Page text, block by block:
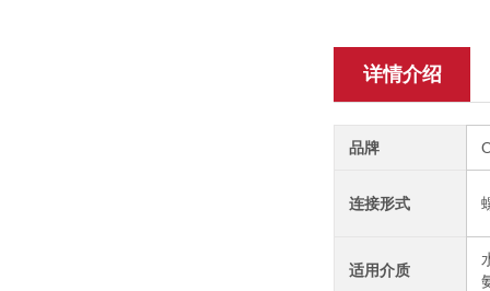
详情介绍
品牌
连接形式
适用介质